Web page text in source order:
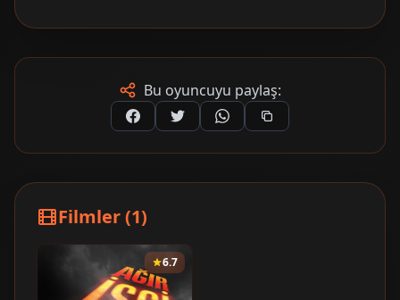
Bu oyuncuyu paylaş:
Filmler (1)
6.7